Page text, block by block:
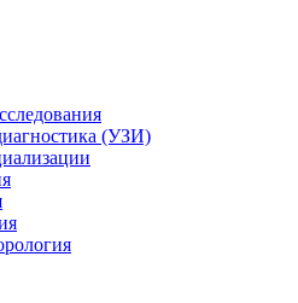
(УЗИ)